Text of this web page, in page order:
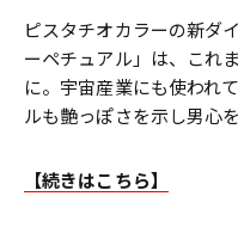
ピスタチオカラーの新ダ
ーペチュアル」は、これ
に。宇宙産業にも使われ
ルも艶っぽさを示し男心
【続きはこちら】